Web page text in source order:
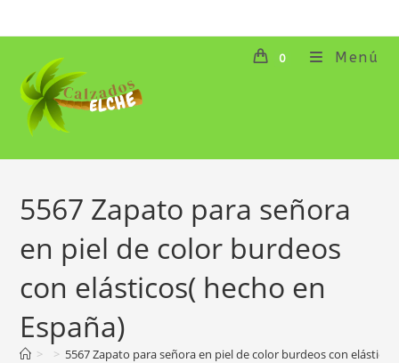
al
contenido
0 Menú
5567 Zapato para señora
en piel de color burdeos
con elásticos( hecho en
España)
> > 5567 Zapato para señora en piel de color burdeos con